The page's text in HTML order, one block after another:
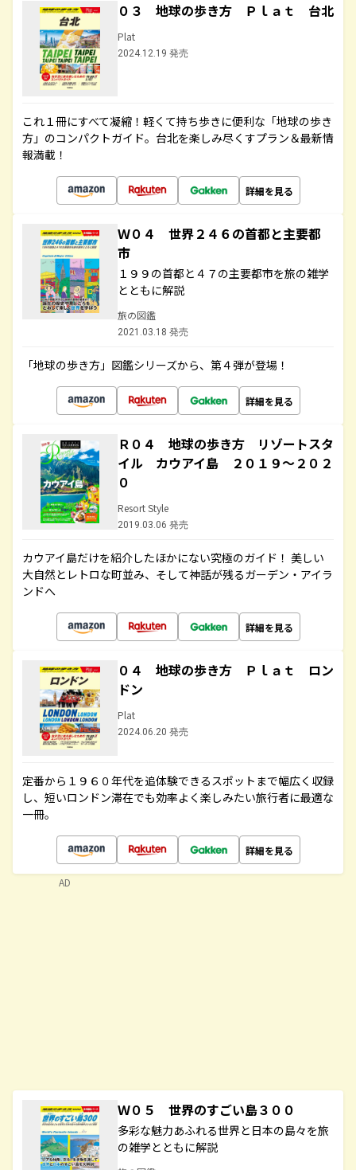
０３ 地球の歩き方 Ｐｌａｔ 台北
Plat
2024.12.19 発売
これ１冊にすべて凝縮！軽くて持ち歩きに便利な「地球の歩き
方」のコンパクトガイド。台北を楽しみ尽くすプラン＆最新情
報満載！
詳細を見る
Ｗ０４ 世界２４６の首都と主要都
市
１９９の首都と４７の主要都市を旅の雑学
とともに解説
旅の図鑑
2021.03.18 発売
「地球の歩き方」図鑑シリーズから、第４弾が登場！
詳細を見る
Ｒ０４ 地球の歩き方 リゾートスタ
イル カウアイ島 ２０１９～２０２
０
Resort Style
2019.03.06 発売
カウアイ島だけを紹介したほかにない究極のガイド！ 美しい
大自然とレトロな町並み、そして神話が残るガーデン・アイラ
ンドへ
詳細を見る
０４ 地球の歩き方 Ｐｌａｔ ロン
ドン
Plat
2024.06.20 発売
定番から１９６０年代を追体験できるスポットまで幅広く収録
し、短いロンドン滞在でも効率よく楽しみたい旅行者に最適な
一冊。
詳細を見る
Ｗ０５ 世界のすごい島３００
多彩な魅力あふれる世界と日本の島々を旅
の雑学とともに解説
AD